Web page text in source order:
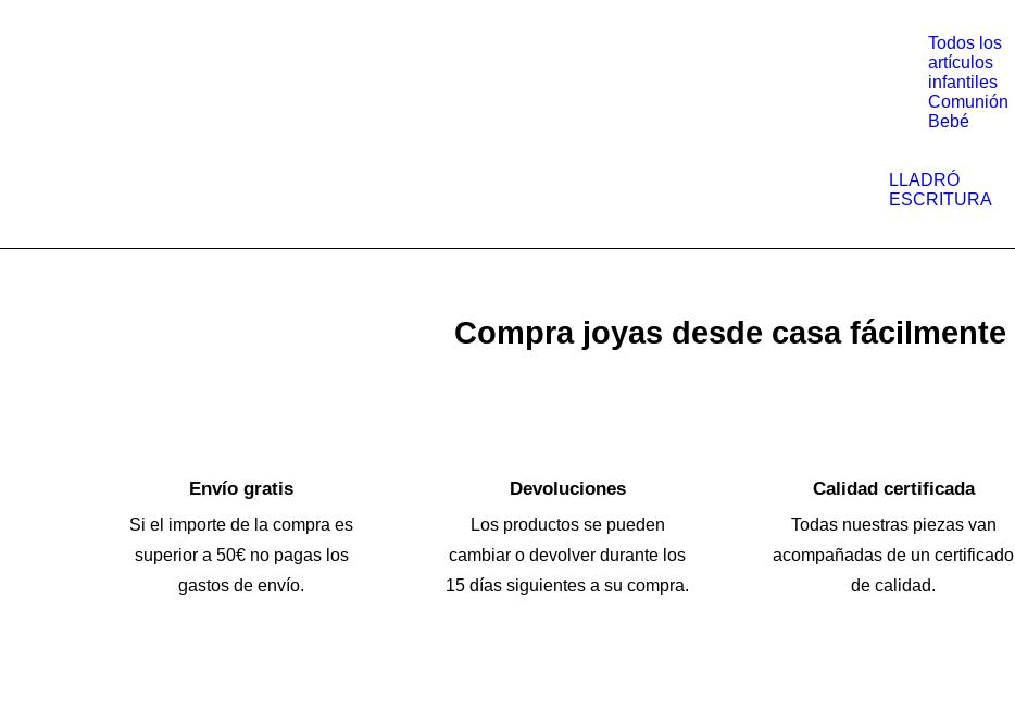
Todos los
artículos
infantiles
Comunión
Bebé
LLADRÓ
ESCRITURA
Compra joyas desde casa fácilmente
Envío gratis
Si el importe de la compra es
superior a 50€ no pagas los
gastos de envío.
Devoluciones
Los productos se pueden
cambiar o devolver durante los
15 días siguientes a su compra.
Calidad certificada
Todas nuestras piezas van
acompañadas de un certificado
de calidad.